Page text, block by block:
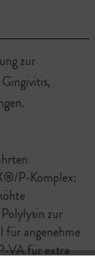
zur
P-Komplex:
zur
für angenehme
VA für extra